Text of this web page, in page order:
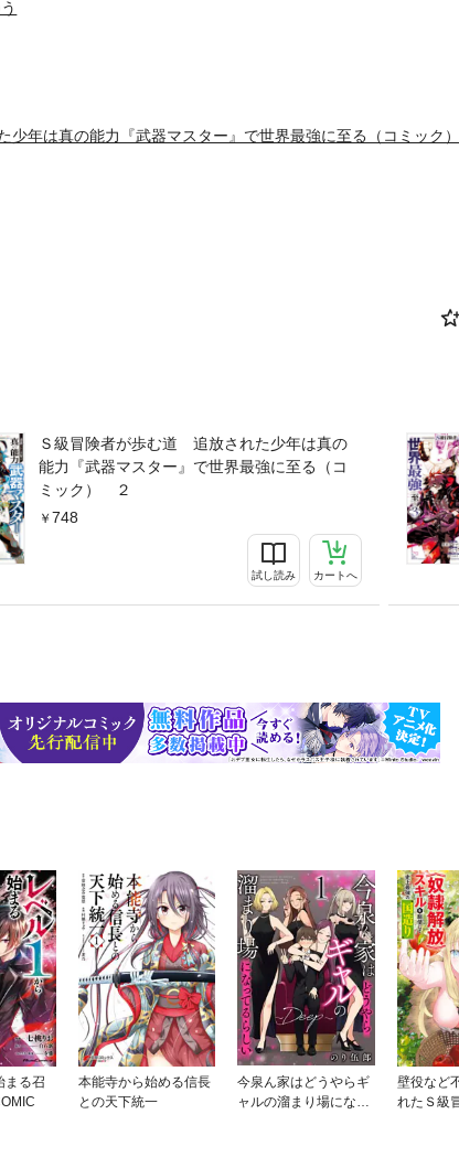
Ｓ級冒険者が歩む道 追放された少年は真の
能力『武器マスター』で世界最強に至る（コ
ミック） ２
748
試し読み カートへ
年は真の能力『武器マスター』で世界最強に至る（コミック）
まる召
本能寺から始める信長
との天下統一
今泉ん家はどうやらギ
ャルの溜まり場になっ
壁役など
れたＳ級